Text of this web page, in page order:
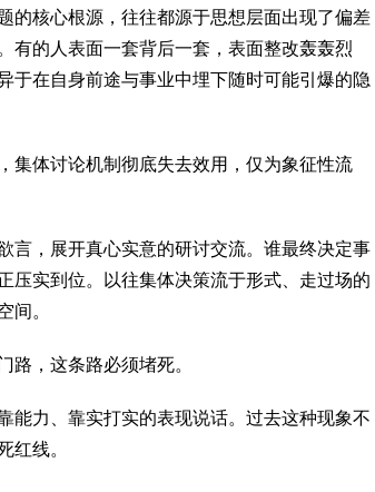
的核心根源，往往都源于思想层面出现了偏差
有的人表面一套背后一套，表面整改轰轰烈
于在自身前途与事业中埋下随时可能引爆的隐
集体讨论机制彻底失去效用，仅为象征性流
言，展开真心实意的研讨交流。谁最终决定事
压实到位。以往集体决策流于形式、走过场的
间。
路，这条路必须堵死。
能力、靠实打实的表现说话。过去这种现象不
红线。